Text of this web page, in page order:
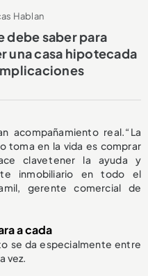
Hablan
debe saber para
una casa hipotecada
acompañamiento real. “La
toma en la vida es comprar
clave tener la ayuda y
inmobiliario en todo el
gerente comercial de
a cada
se da especialmente entre
vez.